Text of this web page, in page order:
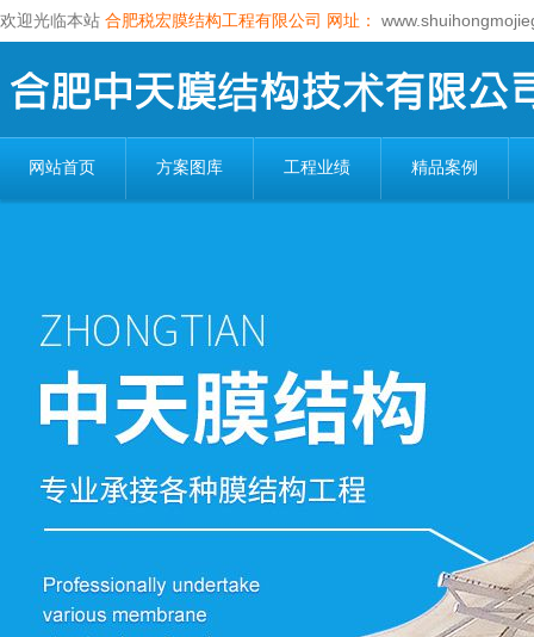
欢迎光临本站 合肥税宏膜结构工程有限公司 网址：
网站首页 方案图库 工程业绩 精品案例